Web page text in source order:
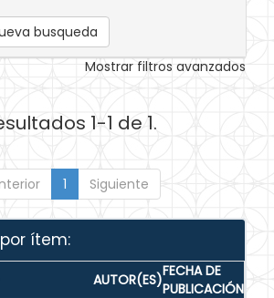
busqueda
Mostrar filtros avanzados
1-1 de 1.
1 Siguiente
ítem:
AUTOR(ES)FECHA DE
PUBLICACIÓN